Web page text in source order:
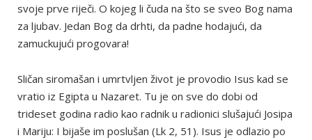
svoje prve riječi. O kojeg li čuda na što se sveo Bog nama
za ljubav. Jedan Bog da drhti, da padne hodajući, da
zamuckujući progovara!
Sličan siromašan i umrtvljen život je provodio Isus kad se
vratio iz Egipta u Nazaret. Tu je on sve do dobi od
trideset godina radio kao radnik u radionici slušajući Josipa
i Mariju: I bijaše im poslušan (Lk 2, 51). Isus je odlazio po